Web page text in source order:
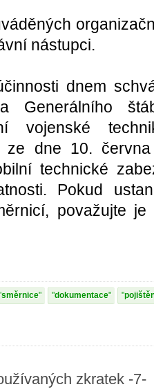
nástupci.
dnem
Generálního
vojenské
ze dne 10.
technické
Pokud
považujte
směrnice dokumentace
zkratek -7-